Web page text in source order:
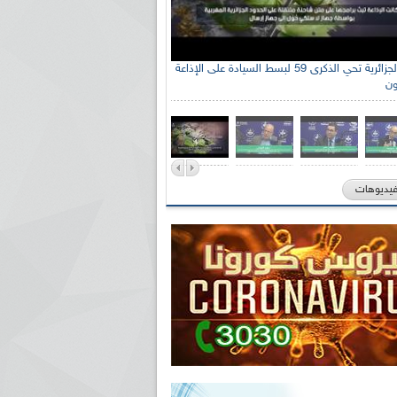
الإذاعة الجزائرية تحي الذكرى 59 لبسط السيادة على الإذاعة